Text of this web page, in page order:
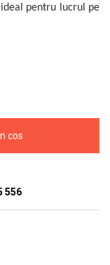
ideal pentru lucrul pe
cos
556